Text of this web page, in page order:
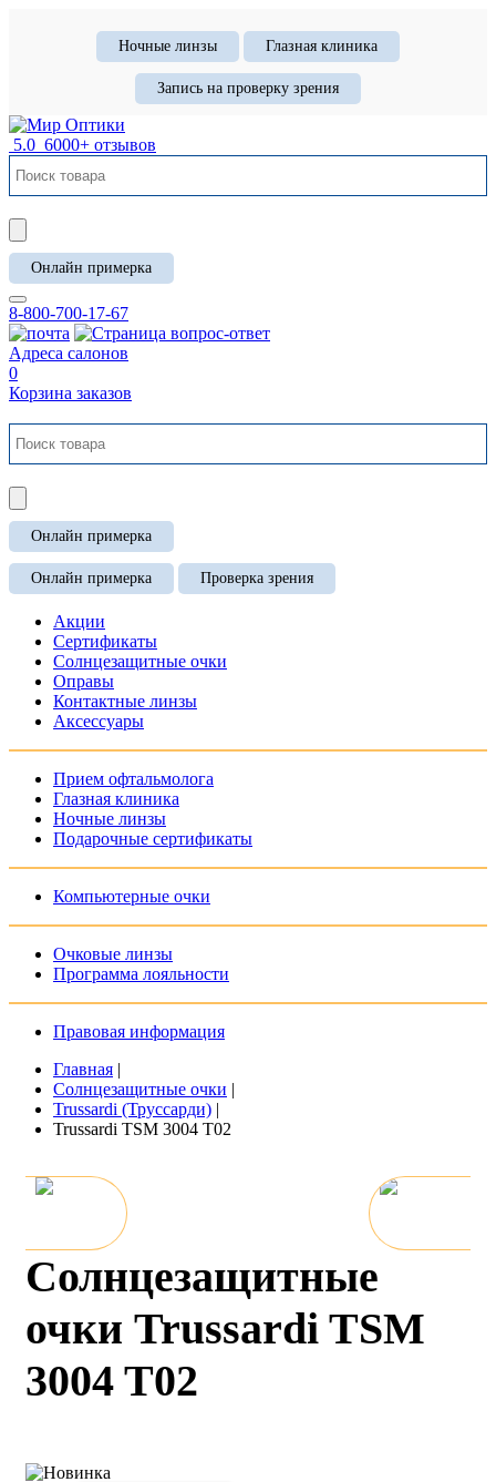
Ночные линзы Глазная клиника
Запись на проверку зрения
5.0 6000+ отзывов
Онлайн примерка
8-800-700-17-67
Адреса салонов
0
Корзина заказов
Онлайн примерка
Онлайн примерка Проверка зрения
Акции
Сертификаты
Солнцезащитные очки
Оправы
Контактные линзы
Аксессуары
Прием офтальмолога
Глазная клиника
Ночные линзы
Подарочные сертификаты
Компьютерные очки
Очковые линзы
Программа лояльности
Правовая информация
Главная |
Солнцезащитные очки |
Trussardi (Труссарди) |
Trussardi TSM 3004 T02
Солнцезащитные
очки Trussardi TSM
3004 T02